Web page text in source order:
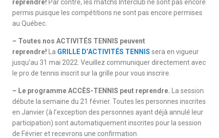
reprendre! Par contre, les matchs Interclub ne sont pas encore
permis puisque les compétitions ne sont pas encore permises
au Québec.
– Toutes nos ACTIVITÉS TENNIS peuvent
reprendre! La GRILLE D’ACTIVITÉS TENNIS sera en vigueur
jusqu’au 31 mai 2022. Veuillez communiquer directement avec
le pro de tennis inscrit sur la grille pour vous inscrire.
– Le programme ACCÈS-TENNIS peut reprendre. La session
débute la semaine du 21 février. Toutes les personnes inscrites
en Janvier (à l’exception des personnes ayant déjà annulé leur
participation) sont automatiquement inscrites pour la session
de Février et recevrons une confirmation.